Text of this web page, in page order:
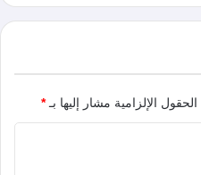
الحقول الإلزامية مشار إليها بـ*